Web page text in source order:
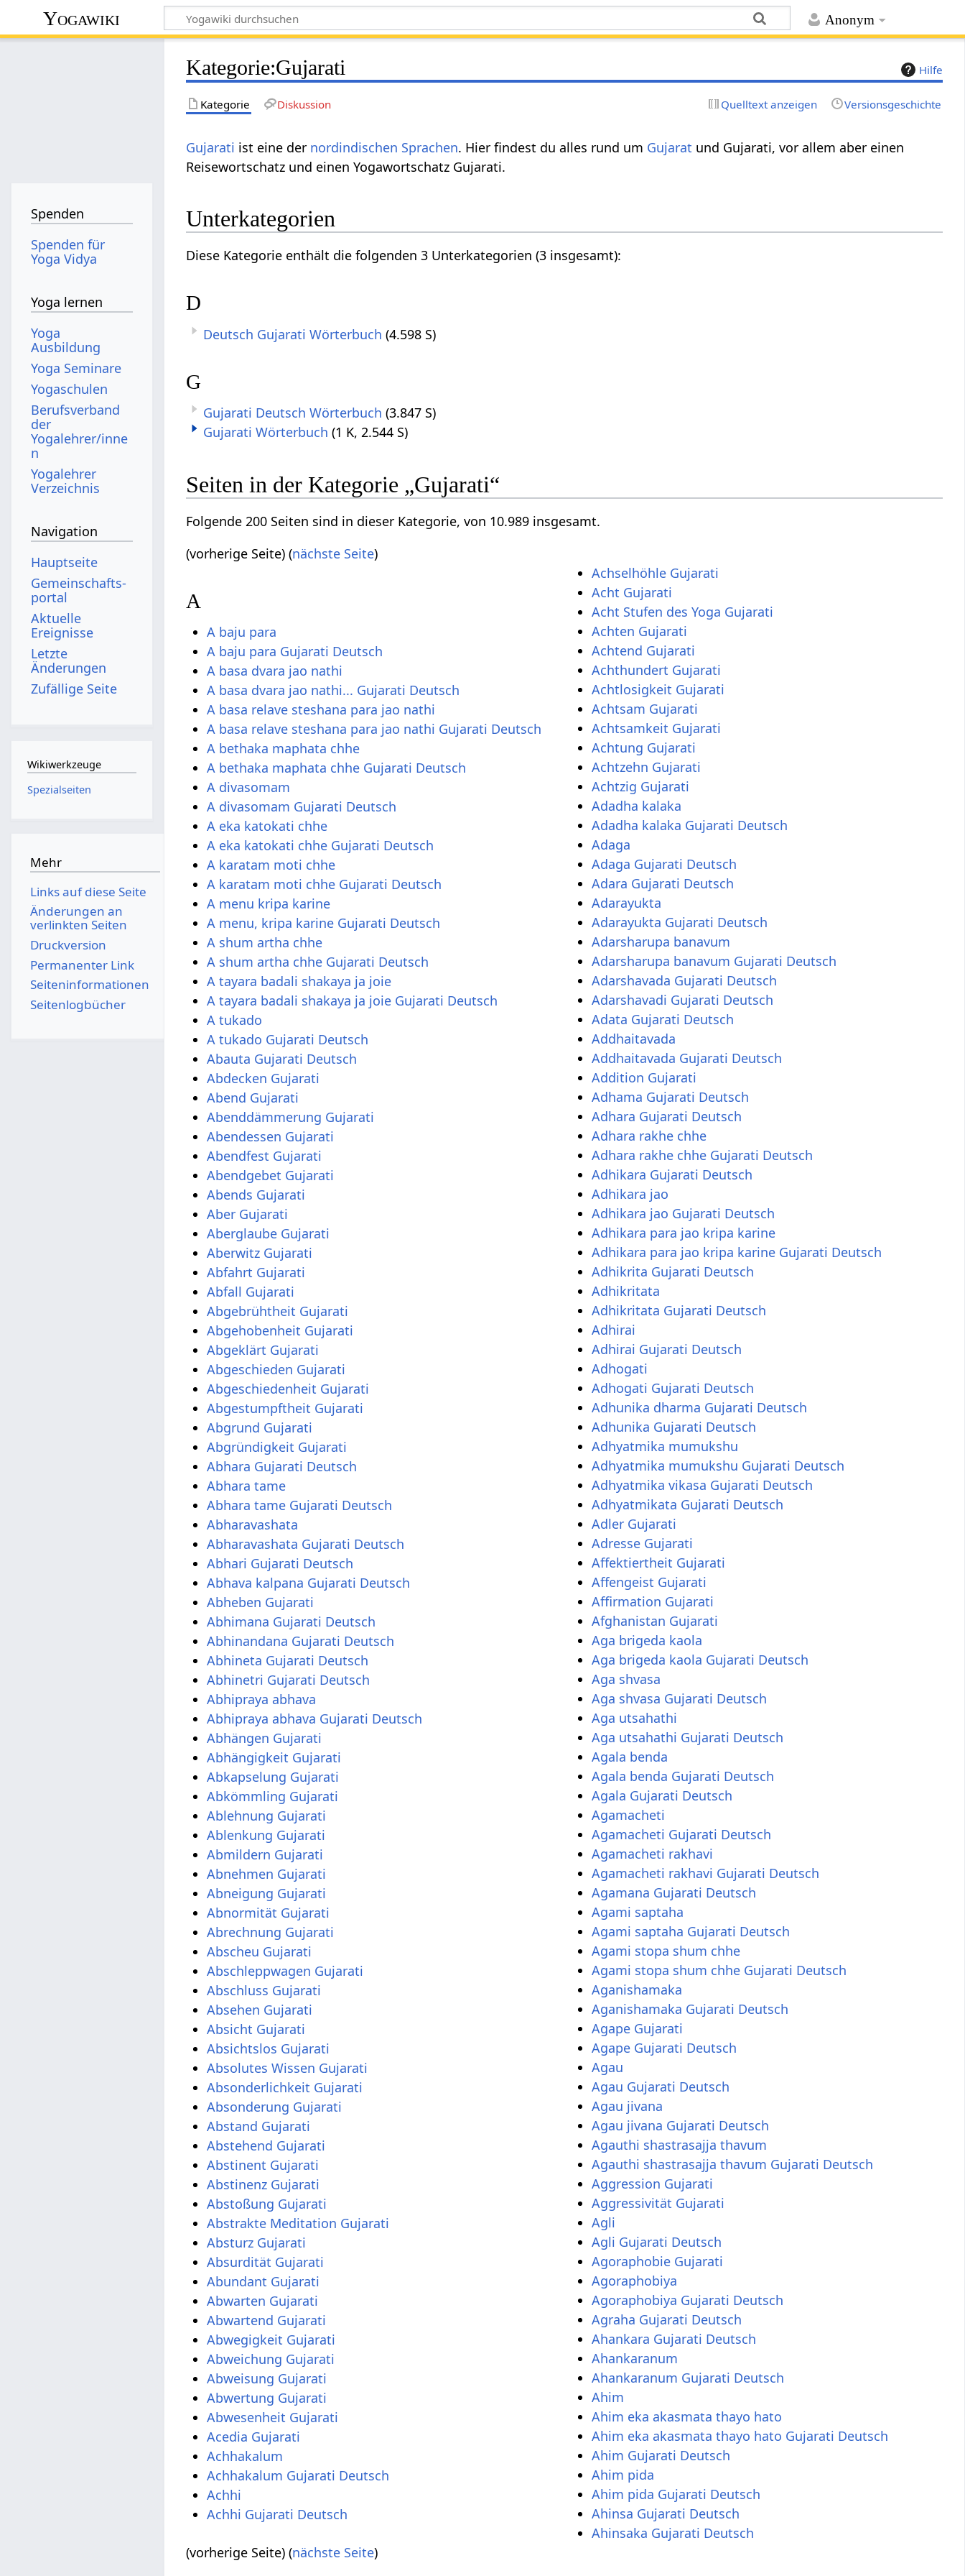
Anonym
Yogawiki
Hilfe
Kategorie:Gujarati
Kategorie Diskussion Quelltext anzeigen Versionsgeschichte
Gujarati ist eine der nordindischen Sprachen. Hier findest du alles rund um Gujarat und Gujarati, vor allem aber einen
Reisewortschatz und einen Yogawortschatz Gujarati.
Unterkategorien
Diese Kategorie enthält die folgenden 3 Unterkategorien (3 insgesamt):
D
Deutsch Gujarati Wörterbuch (4.598 S)
G
Gujarati Deutsch Wörterbuch (3.847 S)
Gujarati Wörterbuch (1 K, 2.544 S)
Seiten in der Kategorie „Gujarati“
Folgende 200 Seiten sind in dieser Kategorie, von 10.989 insgesamt.
(vorherige Seite) (nächste Seite)
A
A baju para
A baju para Gujarati Deutsch
A basa dvara jao nathi
A basa dvara jao nathi... Gujarati Deutsch
A basa relave steshana para jao nathi
A basa relave steshana para jao nathi Gujarati Deutsch
A bethaka maphata chhe
A bethaka maphata chhe Gujarati Deutsch
A divasomam
A divasomam Gujarati Deutsch
A eka katokati chhe
A eka katokati chhe Gujarati Deutsch
A karatam moti chhe
A karatam moti chhe Gujarati Deutsch
A menu kripa karine
A menu, kripa karine Gujarati Deutsch
A shum artha chhe
A shum artha chhe Gujarati Deutsch
A tayara badali shakaya ja joie
A tayara badali shakaya ja joie Gujarati Deutsch
A tukado
A tukado Gujarati Deutsch
Abauta Gujarati Deutsch
Abdecken Gujarati
Abend Gujarati
Abenddämmerung Gujarati
Abendessen Gujarati
Abendfest Gujarati
Abendgebet Gujarati
Abends Gujarati
Aber Gujarati
Aberglaube Gujarati
Aberwitz Gujarati
Abfahrt Gujarati
Abfall Gujarati
Abgebrühtheit Gujarati
Abgehobenheit Gujarati
Abgeklärt Gujarati
Abgeschieden Gujarati
Abgeschiedenheit Gujarati
Abgestumpftheit Gujarati
Abgrund Gujarati
Abgründigkeit Gujarati
Abhara Gujarati Deutsch
Abhara tame
Abhara tame Gujarati Deutsch
Abharavashata
Abharavashata Gujarati Deutsch
Abhari Gujarati Deutsch
Abhava kalpana Gujarati Deutsch
Abheben Gujarati
Abhimana Gujarati Deutsch
Abhinandana Gujarati Deutsch
Abhineta Gujarati Deutsch
Abhinetri Gujarati Deutsch
Abhipraya abhava
Abhipraya abhava Gujarati Deutsch
Abhängen Gujarati
Abhängigkeit Gujarati
Abkapselung Gujarati
Abkömmling Gujarati
Ablehnung Gujarati
Ablenkung Gujarati
Abmildern Gujarati
Abnehmen Gujarati
Abneigung Gujarati
Abnormität Gujarati
Abrechnung Gujarati
Abscheu Gujarati
Abschleppwagen Gujarati
Abschluss Gujarati
Absehen Gujarati
Absicht Gujarati
Absichtslos Gujarati
Absolutes Wissen Gujarati
Absonderlichkeit Gujarati
Absonderung Gujarati
Abstand Gujarati
Abstehend Gujarati
Abstinent Gujarati
Abstinenz Gujarati
Abstoßung Gujarati
Abstrakte Meditation Gujarati
Absturz Gujarati
Absurdität Gujarati
Abundant Gujarati
Abwarten Gujarati
Abwartend Gujarati
Abwegigkeit Gujarati
Abweichung Gujarati
Abweisung Gujarati
Abwertung Gujarati
Abwesenheit Gujarati
Acedia Gujarati
Achhakalum
Achhakalum Gujarati Deutsch
Achhi
Achhi Gujarati Deutsch
Achselhöhle Gujarati
Acht Gujarati
Acht Stufen des Yoga Gujarati
Achten Gujarati
Achtend Gujarati
Achthundert Gujarati
Achtlosigkeit Gujarati
Achtsam Gujarati
Achtsamkeit Gujarati
Achtung Gujarati
Achtzehn Gujarati
Achtzig Gujarati
Adadha kalaka
Adadha kalaka Gujarati Deutsch
Adaga
Adaga Gujarati Deutsch
Adara Gujarati Deutsch
Adarayukta
Adarayukta Gujarati Deutsch
Adarsharupa banavum
Adarsharupa banavum Gujarati Deutsch
Adarshavada Gujarati Deutsch
Adarshavadi Gujarati Deutsch
Adata Gujarati Deutsch
Addhaitavada
Addhaitavada Gujarati Deutsch
Addition Gujarati
Adhama Gujarati Deutsch
Adhara Gujarati Deutsch
Adhara rakhe chhe
Adhara rakhe chhe Gujarati Deutsch
Adhikara Gujarati Deutsch
Adhikara jao
Adhikara jao Gujarati Deutsch
Adhikara para jao kripa karine
Adhikara para jao kripa karine Gujarati Deutsch
Adhikrita Gujarati Deutsch
Adhikritata
Adhikritata Gujarati Deutsch
Adhirai
Adhirai Gujarati Deutsch
Adhogati
Adhogati Gujarati Deutsch
Adhunika dharma Gujarati Deutsch
Adhunika Gujarati Deutsch
Adhyatmika mumukshu
Adhyatmika mumukshu Gujarati Deutsch
Adhyatmika vikasa Gujarati Deutsch
Adhyatmikata Gujarati Deutsch
Adler Gujarati
Adresse Gujarati
Affektiertheit Gujarati
Affengeist Gujarati
Affirmation Gujarati
Afghanistan Gujarati
Aga brigeda kaola
Aga brigeda kaola Gujarati Deutsch
Aga shvasa
Aga shvasa Gujarati Deutsch
Aga utsahathi
Aga utsahathi Gujarati Deutsch
Agala benda
Agala benda Gujarati Deutsch
Agala Gujarati Deutsch
Agamacheti
Agamacheti Gujarati Deutsch
Agamacheti rakhavi
Agamacheti rakhavi Gujarati Deutsch
Agamana Gujarati Deutsch
Agami saptaha
Agami saptaha Gujarati Deutsch
Agami stopa shum chhe
Agami stopa shum chhe Gujarati Deutsch
Aganishamaka
Aganishamaka Gujarati Deutsch
Agape Gujarati
Agape Gujarati Deutsch
Agau
Agau Gujarati Deutsch
Agau jivana
Agau jivana Gujarati Deutsch
Agauthi shastrasajja thavum
Agauthi shastrasajja thavum Gujarati Deutsch
Aggression Gujarati
Aggressivität Gujarati
Agli
Agli Gujarati Deutsch
Agoraphobie Gujarati
Agoraphobiya
Agoraphobiya Gujarati Deutsch
Agraha Gujarati Deutsch
Ahankara Gujarati Deutsch
Ahankaranum
Ahankaranum Gujarati Deutsch
Ahim
Ahim eka akasmata thayo hato
Ahim eka akasmata thayo hato Gujarati Deutsch
Ahim Gujarati Deutsch
Ahim pida
Ahim pida Gujarati Deutsch
Ahinsa Gujarati Deutsch
Ahinsaka Gujarati Deutsch
(vorherige Seite) (nächste Seite)
Spenden
Spenden für
Yoga Vidya
Yoga lernen
Yoga
Ausbildung
Yoga Seminare
Yogaschulen
Berufsverband
der
Yogalehrer/inne
n
Yogalehrer
Verzeichnis
Navigation
Hauptseite
Gemeinschafts­
portal
Aktuelle
Ereignisse
Letzte
Änderungen
Zufällige Seite
Wikiwerkzeuge
Spezialseiten
Mehr
Links auf diese Seite
Änderungen an
verlinkten Seiten
Druckversion
Permanenter Link
Seiten­­informationen
Seitenlogbücher